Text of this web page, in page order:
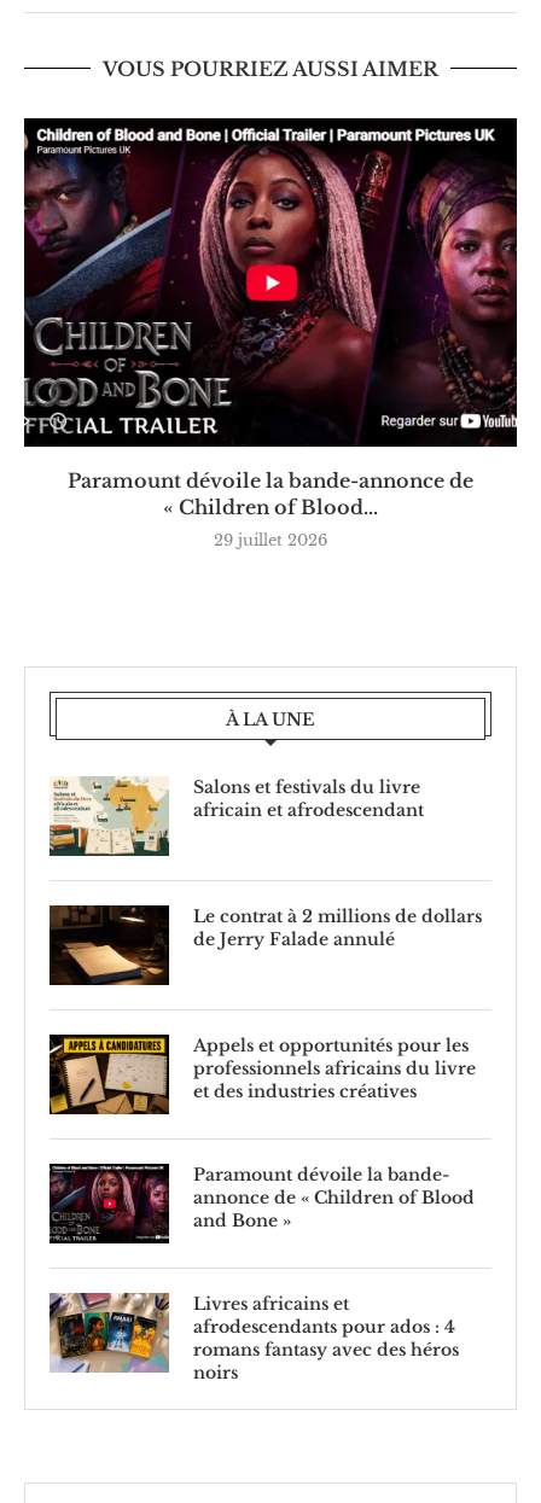
VOUS POURRIEZ AUSSI AIMER
Paramount dévoile la bande-annonce de
« Children of Blood...
29 juillet 2026
À LA UNE
Salons et festivals du livre
africain et afrodescendant
Le contrat à 2 millions de dollars
de Jerry Falade annulé
Appels et opportunités pour les
professionnels africains du livre
et des industries créatives
Paramount dévoile la bande-
annonce de « Children of Blood
and Bone »
Livres africains et
afrodescendants pour ados : 4
romans fantasy avec des héros
noirs